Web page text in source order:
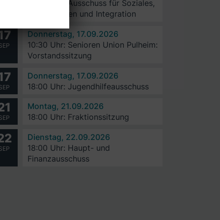
18:00 Uhr: Ausschuss für Soziales,
Generationen und Integration
Donnerstag, 17.09.2026
10:30 Uhr: Senioren Union Pulheim:
Vorstandssitzung
Donnerstag, 17.09.2026
18:00 Uhr: Jugendhilfeausschuss
Montag, 21.09.2026
18:00 Uhr: Fraktionssitzung
Dienstag, 22.09.2026
18:00 Uhr: Haupt- und
Finanzausschuss